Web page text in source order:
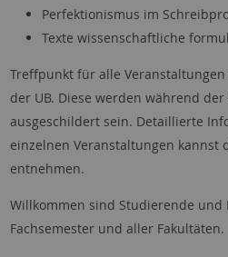
Perfektionismus im
Texte wissenschaftliche
Treffpunkt für alle
der UB. Diese werden während
ausgeschildert sein. Detaillierte
einzelnen Veranstaltungen kannst
entnehmen.
Willkommen sind Studierende und
Fachsemester und aller Fakultäten.